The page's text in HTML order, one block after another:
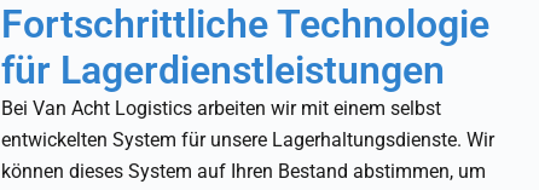
Fortschrittliche Technologie
für Lagerdienstleistungen
Bei Van Acht Logistics arbeiten wir mit einem selbst
entwickelten System für unsere Lagerhaltungsdienste. Wir
können dieses System auf Ihren Bestand abstimmen, um